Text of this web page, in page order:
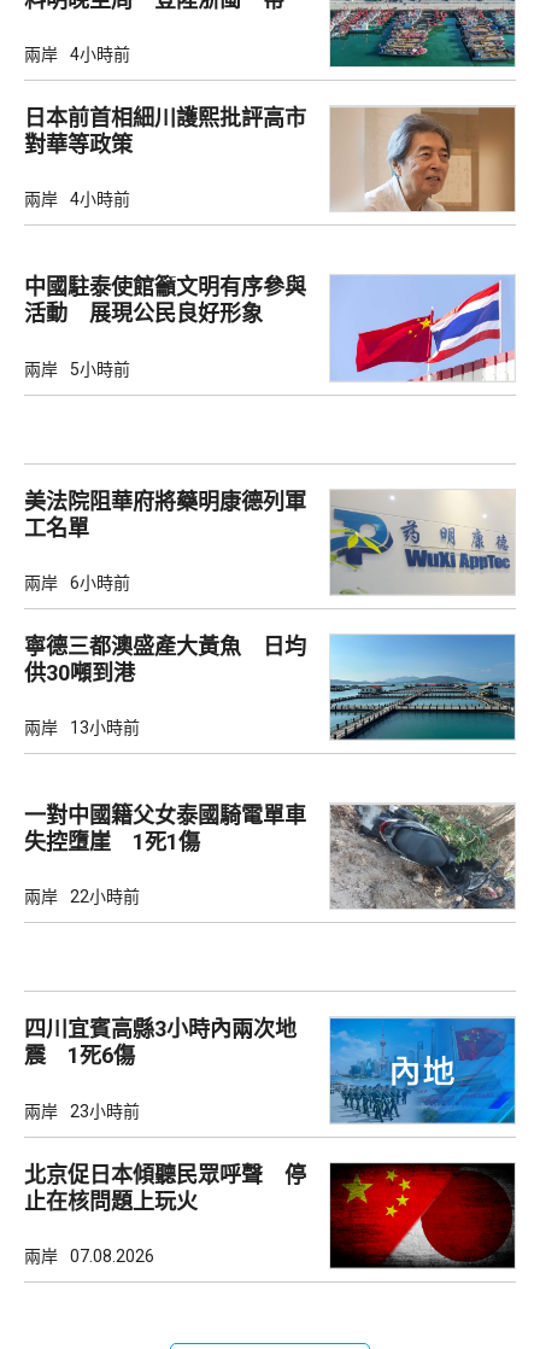
兩岸 4小時前
日本前首相細川護熙批評高市
對華等政策
兩岸 4小時前
中國駐泰使館籲文明有序參與
活動 展現公民良好形象
兩岸 5小時前
美法院阻華府將藥明康德列軍
工名單
兩岸 6小時前
寧德三都澳盛產大黃魚 日均
供30噸到港
兩岸 13小時前
一對中國籍父女泰國騎電單車
失控墮崖 1死1傷
兩岸 22小時前
四川宜賓高縣3小時內兩次地
震 1死6傷
兩岸 23小時前
北京促日本傾聽民眾呼聲 停
止在核問題上玩火
兩岸 07.08.2026